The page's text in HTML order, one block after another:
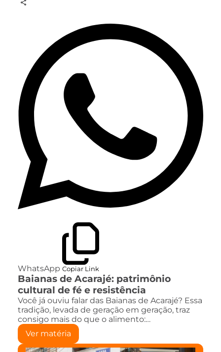
WhatsApp Copiar Link
Baianas de Acarajé: patrimônio
cultural de fé e resistência
Você já ouviu falar das Baianas de Acarajé? Essa
tradição, levada de geração em geração, traz
consigo mais do que o alimento:…
Ver matéria